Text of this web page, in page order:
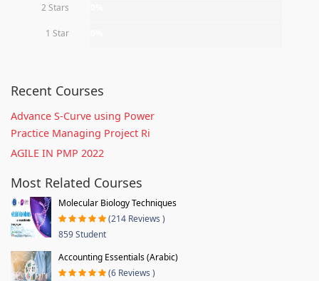
2 Stars
1 Star
Recent Courses
Advance S-Curve using Power
Practice Managing Project Ri
AGILE IN PMP 2022
Most Related Courses
Molecular Biology Techniques
(214 Reviews )
859 Student
Accounting Essentials (Arabic)
(6 Reviews )